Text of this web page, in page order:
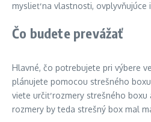
myslieť na vlastnosti, ovplyvňujúce
Čo budete prevážať
Hlavné, čo potrebujete pri výbere
plánujete pomocou strešného
viete určiť rozmery strešného boxu
rozmery by teda strešný box mal